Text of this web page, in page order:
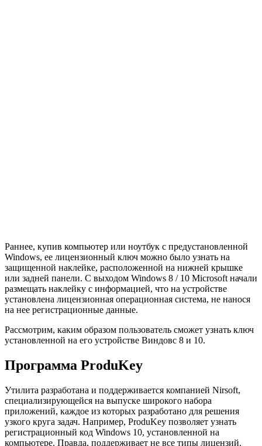
Раннее, купив компьютер или ноутбук с предустановленной
Windows, ее лицензионный ключ можно было узнать на
защищенной наклейке, расположенной на нижней крышке
или задней панели. С выходом Windows 8 / 10 Microsoft начали
размещать наклейку с информацией, что на устройстве
установлена лицензионная операционная система, не нанося
на нее регистрационные данные.
Рассмотрим, каким образом пользователь сможет узнать ключ
установленной на его устройстве Виндовс 8 и 10.
Программа ProduKey
Утилита разработана и поддерживается компанией Nirsoft,
специализирующейся на выпуске широкого набора
приложений, каждое из которых разработано для решения
узкого круга задач. Например, ProduKey позволяет узнать
регистрационный код Windows 10, установленной на
компьютере. Правда, поддерживает не все типы лицензий.